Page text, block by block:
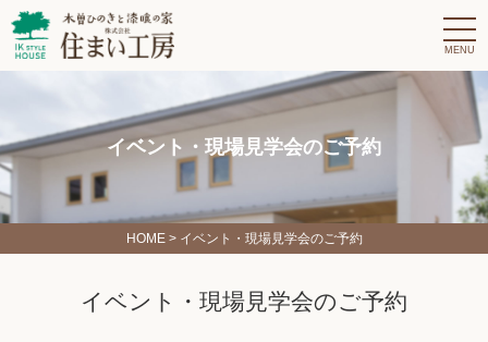
t
o
g
g
g
a
t
o
イベント・現場見学会のご予約
HOME> イベント・現場見学会のご予約
イベント・現場見学会のご予約